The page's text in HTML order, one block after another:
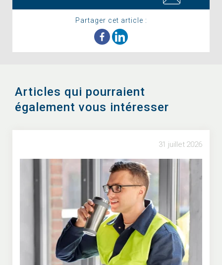
Partager cet article :
Articles qui pourraient
également vous intéresser
31 juillet 2026